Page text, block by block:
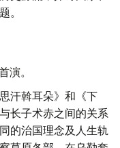
。
演。
汗斡耳朵》和《下
长子术赤之间的关系
的治国理念及人生轨